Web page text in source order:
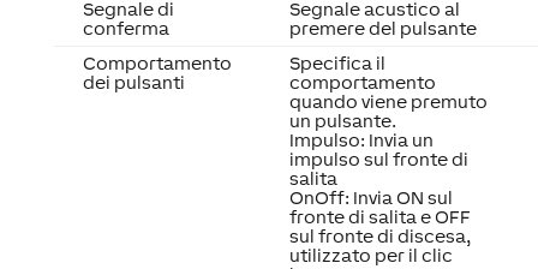
Segnale di
conferma
Segnale acustico al
premere del pulsante
Comportamento
dei pulsanti
Specifica il
comportamento
quando viene premuto
un pulsante.
Impulso: Invia un
impulso sul fronte di
salita
OnOff: Invia ON sul
fronte di salita e OFF
sul fronte di discesa,
utilizzato per il clic